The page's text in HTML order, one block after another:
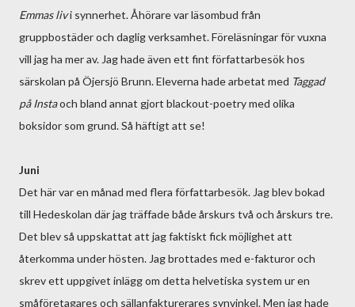
Emmas livi synnerhet. Åhörare var läsombud från
gruppbostäder och daglig verksamhet. Föreläsningar för vuxna
vill jag ha mer av. Jag hade även ett fint författarbesök hos
särskolan på Öjersjö Brunn. Eleverna hade arbetat med Taggad
på Instaoch bland annat gjort blackout-poetry med olika
boksidor som grund. Så häftigt att se!
Juni
Det här var en månad med flera författarbesök. Jag blev bokad
till Hedeskolan där jag träffade både årskurs två och årskurs tre.
Det blev så uppskattat att jag faktiskt fick möjlighet att
återkomma under hösten. Jag brottades med e-fakturor och
skrev ett uppgivet inlägg om detta helvetiska system ur en
småföretagares och sällanfakturerares synvinkel. Men jag hade